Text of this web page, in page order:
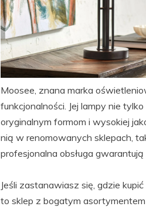
Moosee, znana marka
funkcjonalności. Jej lampy nie
oryginalnym formom i wysokiej
nią w renomowanych sklepach,
profesjonalna obsługa gwarantują
Jeśli zastanawiasz się, gdzie
to sklep z bogatym